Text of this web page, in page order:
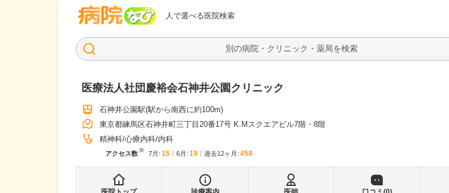
人で選べる医院検索
病院なび
検索
医療法人社団慶裕会石神井公園クリニック
石神井公園駅(駅から南西に約100m)
東京都練馬区石神井町三丁目20番17号 K.Mスクエアビル7階・8階
精神科 心療内科 内科
アクセス数※ 7月 : 15 6月 : 19 過去12ヶ月: 458